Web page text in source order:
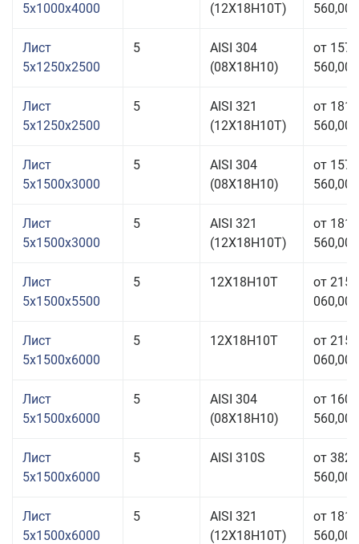
5x1000x4000
(12Х18Н10Т)
560,00
Лист
5x1250x2500
5
AISI 304
(08Х18Н10)
от 157
560,00
Лист
5x1250x2500
5
AISI 321
(12Х18Н10Т)
от 181
560,00
Лист
5x1500x3000
5
AISI 304
(08Х18Н10)
от 157
560,00
Лист
5x1500x3000
5
AISI 321
(12Х18Н10Т)
от 181
560,00
Лист
5x1500x5500
5 12Х18Н10Т
от 215
060,00
Лист
5x1500x6000
5 12Х18Н10Т
от 215
060,00
Лист
5x1500x6000
5
AISI 304
(08Х18Н10)
от 160
560,00
Лист
5x1500x6000
5 AISI 310S
от 382
560,00
Лист
5x1500x6000
5
AISI 321
(12Х18Н10Т)
от 181
560,00